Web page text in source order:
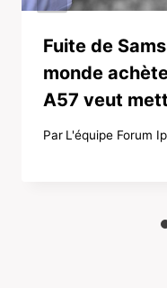
Fuite de
monde
A57 veut
Par L'équipe Forum